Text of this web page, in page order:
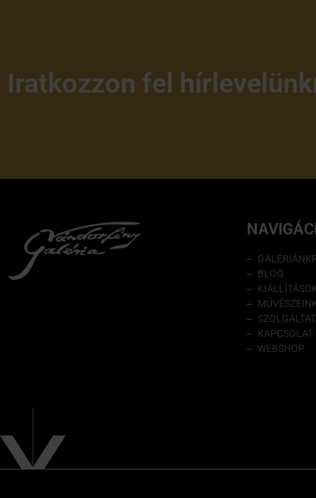
Iratkozzon fel
BLOG
KAPCSOLAT
WEBSHOP